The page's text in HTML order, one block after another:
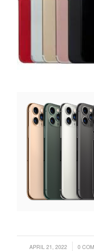
APRIL 21, 2022
/ 0 /